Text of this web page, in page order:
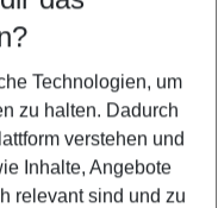
Technologien, um
zu halten. Dadurch
verstehen und
Inhalte, Angebote
relevant sind und zu